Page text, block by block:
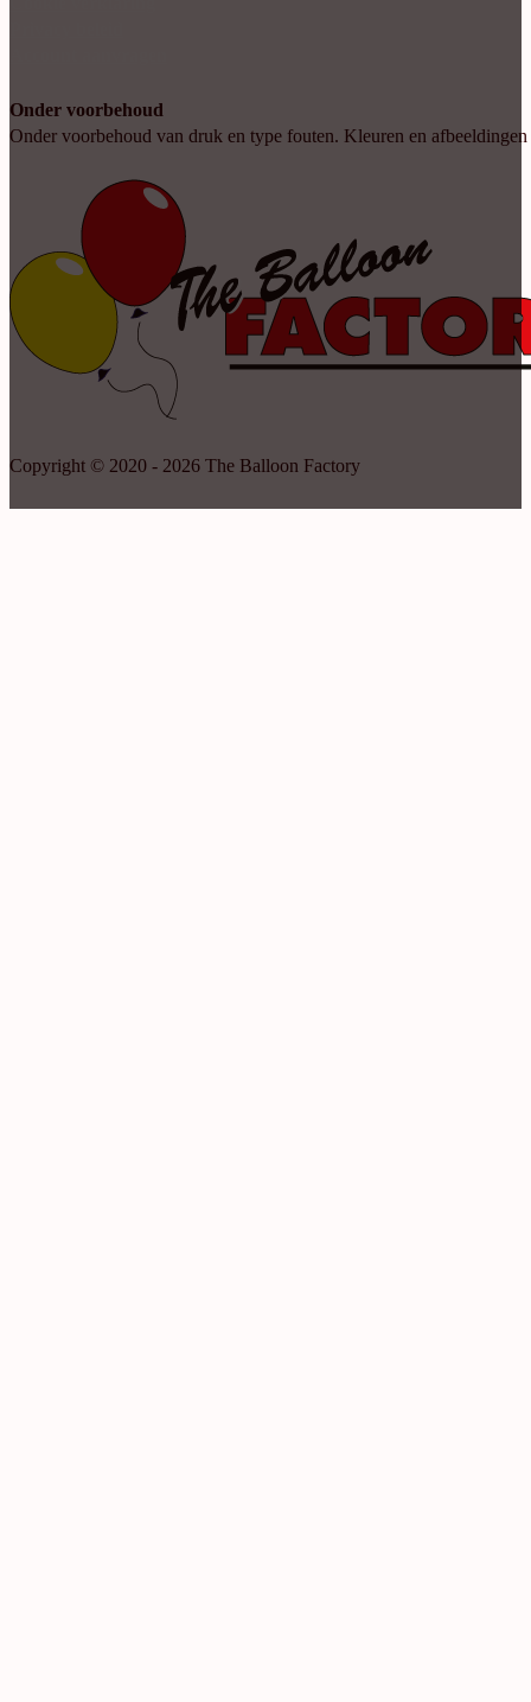
Onder voorbehoud
Onder voorbehoud van druk en type fouten. Kleuren en
Copyright © 2020 - 2026 The Balloon Factory